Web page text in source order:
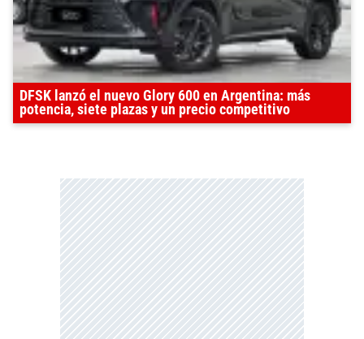
DFSK lanzó el nuevo Glory 600 en Argentina: más
potencia, siete plazas y un precio competitivo